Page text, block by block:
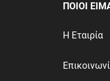
ΠΟΙΟΙ
Η Εταιρία